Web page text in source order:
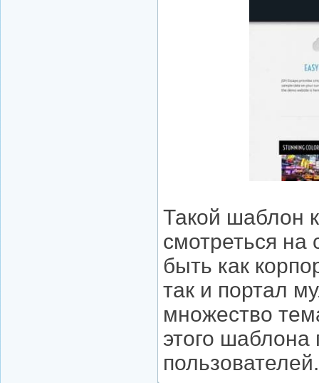
Такой шаблон
смотреться
быть как
так и портал
множество
этого шаблона
пользователей.